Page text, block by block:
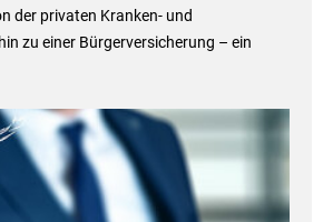
der privaten Kranken- und
zu einer Bürgerversicherung – ein